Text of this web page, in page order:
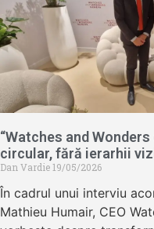
“Watches and
circular, fără ierarhii
Dan Vardie19/05/2026
În cadrul unui interviu
Mathieu Humair, CEO